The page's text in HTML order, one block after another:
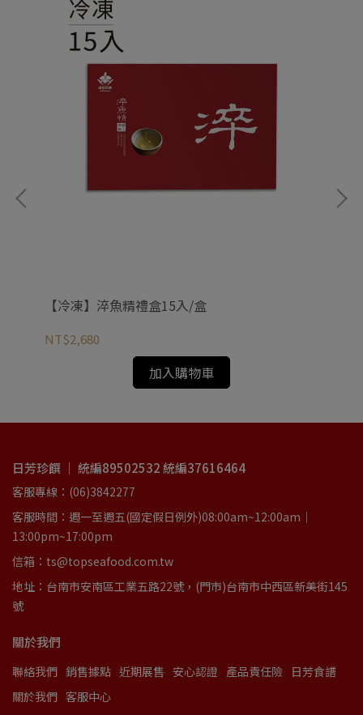
【冷凍】淬魚精禮盒15入/盒
NT$2,680
加入購物車
日芳珍饌 ｜ 統編89502532 統編37616464
客服專線：(06)3842277
客服時間：週一至週五(國定假日例外)08:00am~12:00am｜
13:00pm~17:00pm
信箱：ts@topseafood.com.tw
地址：台南市安南區工業五路22號，(門市)台南市中西區新美街145
號
關於我們
聯絡我們 銷售據點 近期展售 安心認證 產品責任險 日芳食譜
關於我們 客服中心